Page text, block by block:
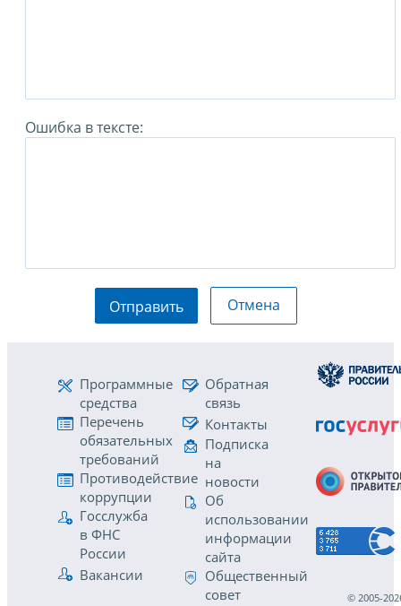
Ошибка в тексте:
Отправить Отмена
Программные
средства
Перечень
обязательных
требований
Противодействие
коррупции
Госслужба
в ФНС
России
Вакансии
Обратная
связь
Контакты
Подписка
на
новости
Об
использовании
информации
сайта
Общественный
совет
© 2005-